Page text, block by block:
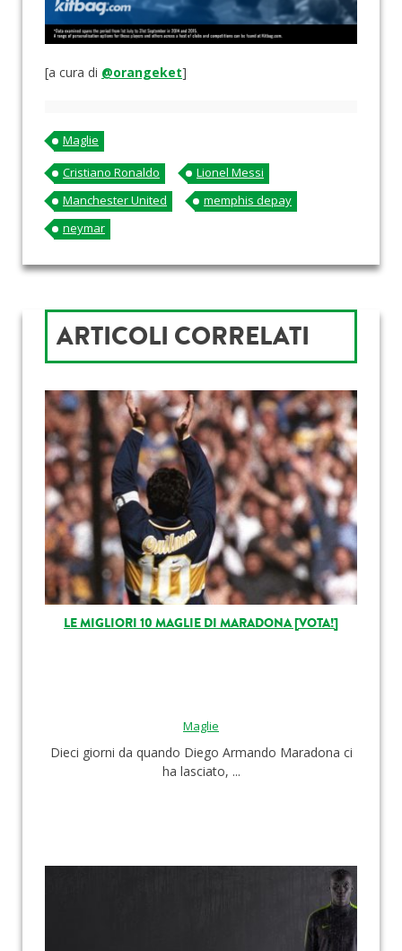
[a cura di @orangeket]
Maglie
Cristiano Ronaldo
Lionel Messi
Manchester United
memphis depay
neymar
ARTICOLI CORRELATI
LE MIGLIORI 10 MAGLIE DI MARADONA [VOTA!]
Maglie
Dieci giorni da quando Diego Armando Maradona ci
ha lasciato, ...